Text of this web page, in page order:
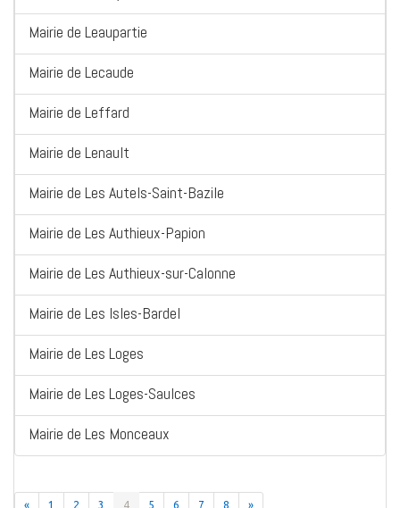
Mairie de Leaupartie
Mairie de Lecaude
Mairie de Leffard
Mairie de Lenault
Mairie de Les Autels-Saint-Bazile
Mairie de Les Authieux-Papion
Mairie de Les Authieux-sur-Calonne
Mairie de Les Isles-Bardel
Mairie de Les Loges
Mairie de Les Loges-Saulces
Mairie de Les Monceaux
« 1 2 3 4 5 6 7 8 »